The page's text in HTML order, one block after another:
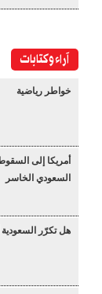
آراء وكتابات
خواطر رياضية
أمريكا إلى
السعودي الخاسر
هل تكرّر السعودية